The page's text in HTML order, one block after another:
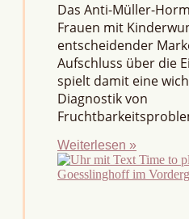
Das Anti-Müller-
Frauen mit
entscheidender
Aufschluss über die
spielt damit eine
Diagnostik von
Weiterlesen »